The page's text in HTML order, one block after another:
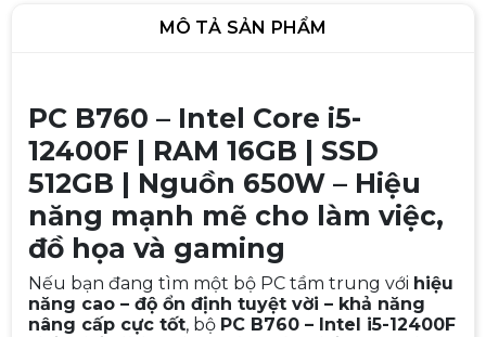
MÔ TẢ SẢN PHẨM
PC B760 – Intel Core i5-
12400F | RAM 16GB | SSD
512GB | Nguồn 650W – Hiệu
năng mạnh mẽ cho làm việc,
đồ họa và gaming
Nếu bạn đang tìm một bộ PC tầm trung với hiệu
năng cao – độ ổn định tuyệt vời – khả năng
nâng cấp cực tốt, bộ PC B760 – Intel i5-12400F
PC / i3-9100f/ Main H310/ Ram16/
SSD256G/ Card 1050/ Nguồn
500W (1)
Liên hệ